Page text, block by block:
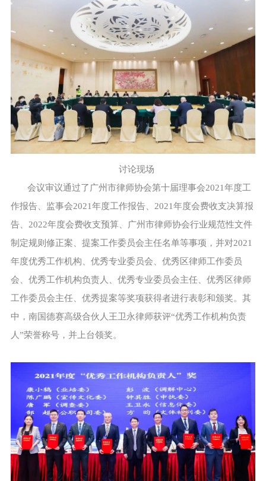
讨论现场
会议审议通过了广州市律师协会第十届理事会2021年度工
作报告、监事会2021年度工作报告、2021年度会费收支决算报
告、2022年度会费收支预算、广州市律师协会行业规范性文件
制定规则修正案、提案工作委员会主任名单等事项，并对2021
年度优秀工作机构、优秀专业委员会、优秀区律师工作委员
会、优秀工作机构负责人、优秀专业委员会主任、优秀区律师
工作委员会主任、优秀提案等奖项获得者进行表彰和颁奖。其
中，南国德赛高级合伙人王卫永律师获评“优秀工作机构负责
人”荣誉称号，并上台领奖。